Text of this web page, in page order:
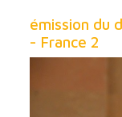
émission du
- France 2